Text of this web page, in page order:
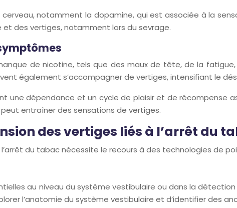
notamment la dopamine, qui est associée à la
et des vertiges, notamment lors du sevrage.
de nicotine, tels que des maux de tête, de la
également s’accompagner de vertiges, intensifiant le
une dépendance et un cycle de plaisir et de récompense
entraîner des sensations de vertiges.
des vertiges liés à l’arrêt du
du tabac nécessite le recours à des technologies de
au niveau du système vestibulaire ou dans la
l’anatomie du système vestibulaire et d’identifier des